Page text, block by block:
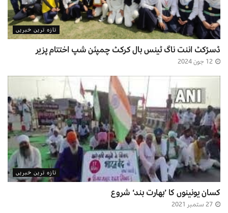
تازہ ترین خبریں
ڈسڑکٹ اننت ناگ ٹینس بال کرکٹ چمپئن شپ اختتام پزیر
تازہ ترین خبریں
کسان یونینوں کا ’بھارت بند‘ شروع